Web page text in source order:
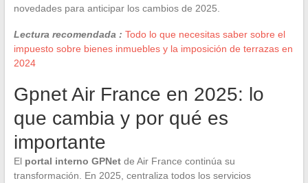
novedades para anticipar los cambios de 2025.
Lectura recomendada : Todo lo que necesitas saber sobre el
impuesto sobre bienes inmuebles y la imposición de terrazas en
2024
Gpnet Air France en 2025: lo
que cambia y por qué es
importante
El portal interno GPNetde Air France continúa su
transformación. En 2025, centraliza todos los servicios